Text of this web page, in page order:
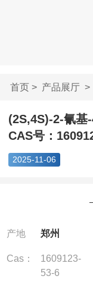
首页> 产品展厅>
烷-...
(2S,4S)-2-氰基
CAS号：
2025-11-06
产地 郑州
Cas：
1609123-
53-6